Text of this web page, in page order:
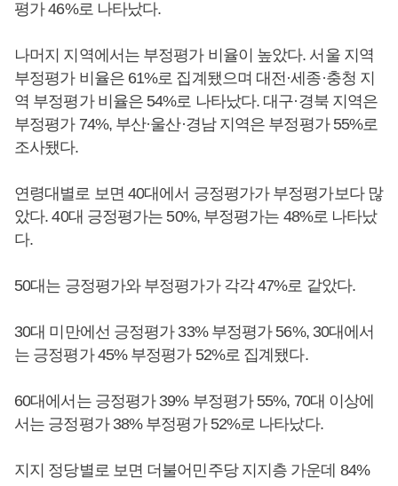
평가 46%로 나타났다.
나머지 지역에서는 부정평가 비율이 높았다. 서울 지역
부정평가 비율은 61%로 집계됐으며 대전·세종·충청 지
역 부정평가 비율은 54%로 나타났다. 대구·경북 지역은
부정평가 74%, 부산·울산·경남 지역은 부정평가 55%로
조사됐다.
연령대별로 보면 40대에서 긍정평가가 부정평가보다 많
았다. 40대 긍정평가는 50%, 부정평가는 48%로 나타났
다.
50대는 긍정평가와 부정평가가 각각 47%로 같았다.
30대 미만에선 긍정평가 33% 부정평가 56%, 30대에서
는 긍정평가 45% 부정평가 52%로 집계됐다.
60대에서는 긍정평가 39% 부정평가 55%, 70대 이상에
서는 긍정평가 38% 부정평가 52%로 나타났다.
지지 정당별로 보면 더불어민주당 지지층 가운데 84%